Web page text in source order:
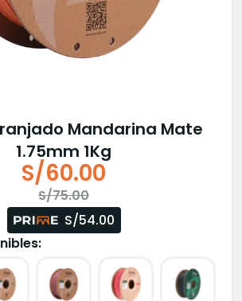
Mandarina Mate
1.75mm 1Kg
S/75.00
S/60.00
S/54.00